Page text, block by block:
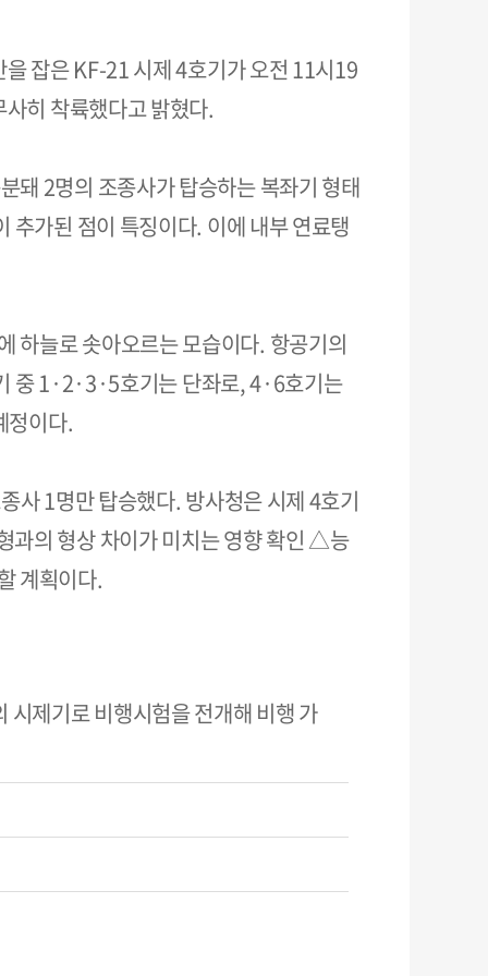
잡은 KF-21 시제 4호기가 오전 11시19
히 착륙했다고 밝혔다.
돼 2명의 조종사가 탑승하는 복좌기 형태
추가된 점이 특징이다. 이에 내부 연료탱
하늘로 솟아오르는 모습이다. 항공기의
중 1·2·3·5호기는 단좌로, 4·6호기는
정이다.
사 1명만 탑승했다. 방사청은 시제 4호기
과의 형상 차이가 미치는 영향 확인 △능
계획이다.
제기로 비행시험을 전개해 비행 가